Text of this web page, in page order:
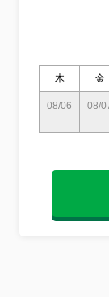
木 金
08/06
-
08/
-